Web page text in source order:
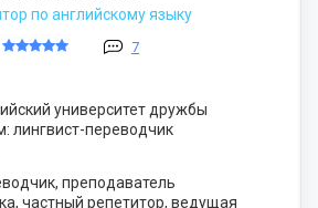
по английскому языку
7
университет дружбы
лингвист-переводчик
преподаватель
частный репетитор, ведущая